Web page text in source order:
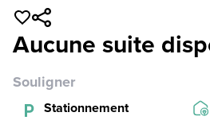
Aucune suite
Souligner
Stationnement